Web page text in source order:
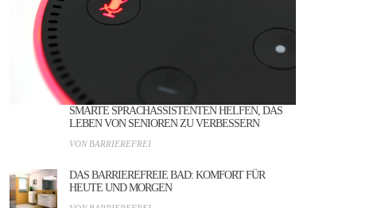
SMARTE SPRACHASSISTENTEN HELFEN, DAS
LEBEN VON SENIOREN ZU VERBESSERN
VON BARRIEREFREI
DAS BARRIEREFREIE BAD: KOMFORT FÜR
HEUTE UND MORGEN